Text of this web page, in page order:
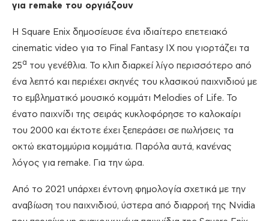
για remake του οργιάζουν
Η Square Enix δημοσίευσε ένα ιδιαίτερο επετειακό
cinematic video για το Final Fantasy IX που γιορτάζει τα
25α του γενέθλια. Το κλιπ διαρκεί λίγο περισσότερο από
ένα λεπτό και περιέχει σκηνές του κλασικού παιχνιδιού με
το εμβληματικό μουσικό κομμάτι Melodies of Life. Το
ένατο παιχνίδι της σειράς κυκλοφόρησε το καλοκαίρι
του 2000 και έκτοτε έχει ξεπεράσει σε πωλήσεις τα
οκτώ εκατομμύρια κομμάτια. Παρόλα αυτά, κανένας
λόγος για remake. Για την ώρα.
Από το 2021 υπάρχει έντονη φημολογία σχετικά με την
αναβίωση του παιχνιδιού, ύστερα από διαρροή της Nvidia